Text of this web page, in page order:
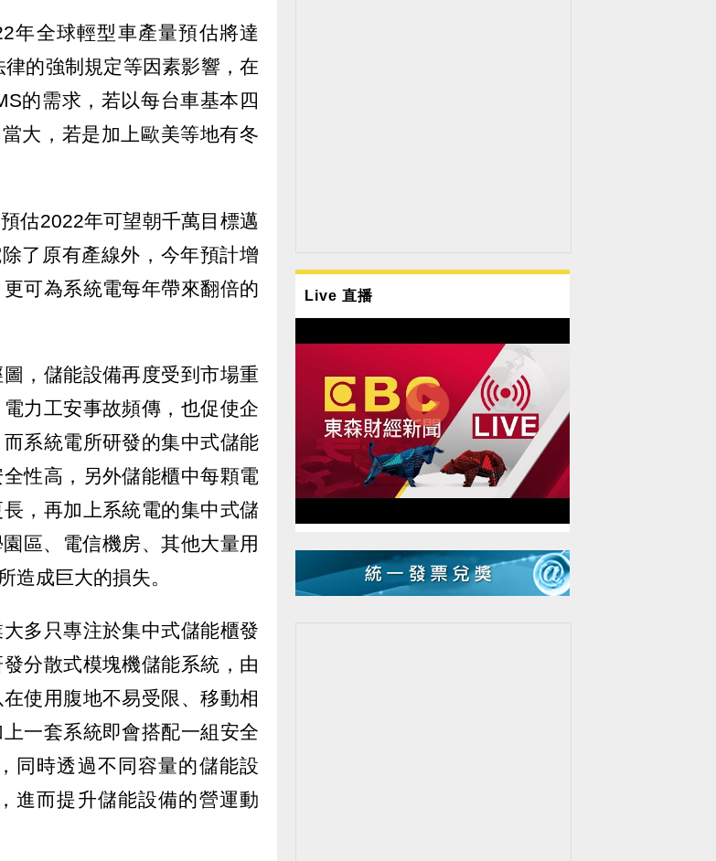
年全球輕型車產量預估將達
的強制規定等因素影響，在
的需求，若以每台車基本四
大，若是加上歐美等地有冬
估2022年可望朝千萬目標邁
了原有產線外，今年預計增
可為系統電每年帶來翻倍的
，儲能設備再度受到市場重
力工安事故頻傳，也促使企
系統電所研發的集中式儲能
性高，另外儲能櫃中每顆電
，再加上系統電的集中式儲
區、電信機房、其他大量用
造成巨大的損失。
多只專注於集中式儲能櫃發
分散式模塊機儲能系統，由
使用腹地不易受限、移動相
一套系統即會搭配一組安全
同時透過不同容量的儲能設
進而提升儲能設備的營運動
Live 直播